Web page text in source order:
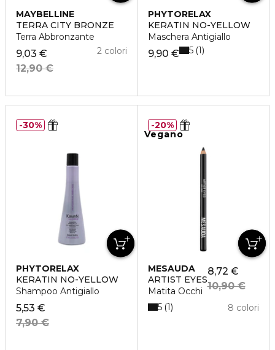
MAYBELLINE
TERRA CITY BRONZE
Terra Abbronzante
9,03 €
12,90 €
2 colori
PHYTORELAX
KERATIN NO-YELLOW
Maschera Antigiallo
9,90 € 5 1
PHYTORELAX
KERATIN NO-YELLOW
Shampoo Antigiallo
5,53 €
7,90 €
30%
Vegano
MESAUDA
ARTIST EYES
Matita Occhi
8,72 €
10,90 €
8 colori
5 1
20%